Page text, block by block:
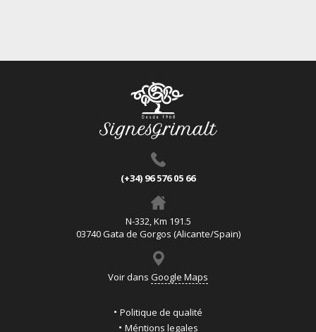
(+34) 96 576 05 66
N-332, Km 191.5
03740 Gata de Gorgos (Alicante/Spain)
Voir dans Google Maps
Politique de qualité
Méntions legales